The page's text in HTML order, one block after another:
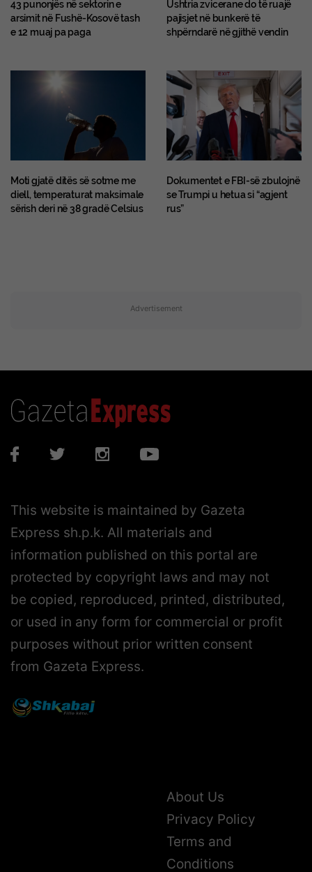
43 punonjës në sektorin e
arsimit në Fushë-Kosovë tash
e 12 muaj pa paga
Ushtria zvicerane do të ruajë
pajisjet në bunkerë të
shpërndarë në gjithë vendin
Moti gjatë ditës së sotme me
diell, temperaturat maksimale
sërish deri në 38 gradë Celsius
Dokumentet e FBI-së zbulojnë
se Trumpi u hetua si “agjent
rus”
Advertisement
This website is maintained by Gazeta
Express sh.p.k. All materials and
information published on this portal are
protected by copyright laws and may not
be copied, reproduced, printed, distributed,
or used in any form for commercial or profit
purposes without prior written consent
from Gazeta Express.
About Us
Privacy Policy
Terms and
Conditions